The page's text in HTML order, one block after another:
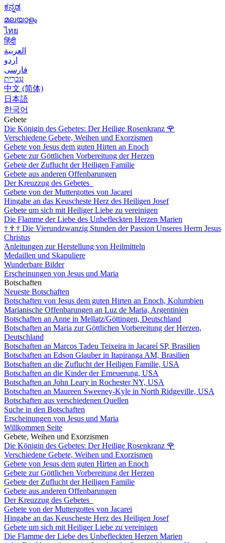
ಕನ್ನಡ
മലയാളം
ไทย
हिंदी
العربية
اردو
فارسی
עִברִית
中文 (简体)
日本語
한국어
Gebete
Die Königin des Gebetes: Der Heilige Rosenkranz 🌹
Verschiedene Gebete, Weihen und Exorzismen
Gebete von Jesus dem guten Hirten an Enoch
Gebete zur Göttlichen Vorbereitung der Herzen
Gebete der Zuflucht der Heiligen Familie
Gebete aus anderen Offenbarungen
Der Kreuzzug des Gebetes
Gebete von der Muttergottes von Jacarei
Hingabe an das Keuscheste Herz des Heiligen Josef
Gebete um sich mit Heiliger Liebe zu vereinigen
Die Flamme der Liebe des Unbefleckten Herzen Marien
† † † Die Vierundzwanzig Stunden der Passion Unseres Herrn Jesus
Christus
Anleitungen zur Herstellung von Heilmitteln
Medaillen und Skapuliere
Wunderbare Bilder
Erscheinungen von Jesus und Maria
Botschaften
Neueste Botschaften
Botschaften von Jesus dem guten Hirten an Enoch, Kolumbien
Marianische Offenbarungen an Luz de Maria, Argentinien
Botschaften an Anne in Mellatz/Göttingen, Deutschland
Botschaften an Maria zur Göttlichen Vorbereitung der Herzen,
Deutschland
Botschaften an Marcos Tadeu Teixeira in Jacareí SP, Brasilien
Botschaften an Edson Glauber in Itapiranga AM, Brasilien
Botschaften an die Zuflucht der Heiligen Familie, USA
Botschaften an die Kinder der Erneuerung, USA
Botschaften an John Leary in Rochester NY, USA
Botschaften an Maureen Sweeney-Kyle in North Ridgeville, USA
Botschaften aus verschiedenen Quellen
Suche in den Botschaften
Erscheinungen von Jesus und Maria
Willkommen Seite
Gebete, Weihen und Exorzismen
Die Königin des Gebetes: Der Heilige Rosenkranz 🌹
Verschiedene Gebete, Weihen und Exorzismen
Gebete von Jesus dem guten Hirten an Enoch
Gebete zur Göttlichen Vorbereitung der Herzen
Gebete der Zuflucht der Heiligen Familie
Gebete aus anderen Offenbarungen
Der Kreuzzug des Gebetes
Gebete von der Muttergottes von Jacarei
Hingabe an das Keuscheste Herz des Heiligen Josef
Gebete um sich mit Heiliger Liebe zu vereinigen
Die Flamme der Liebe des Unbefleckten Herzen Marien